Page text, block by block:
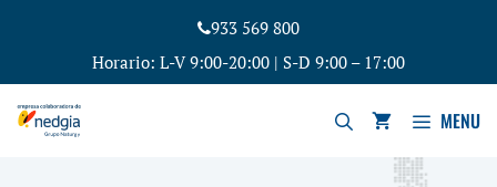
933 569 800
Horario: L-V 9:00-20:00 | S-D 9:00 – 17:00
MENU